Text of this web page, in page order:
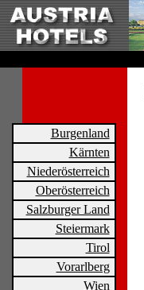
Burgenland
Kärnten
Niederösterreich
Oberösterreich
Salzburger Land
Steiermark
Tirol
Vorarlberg
Wien